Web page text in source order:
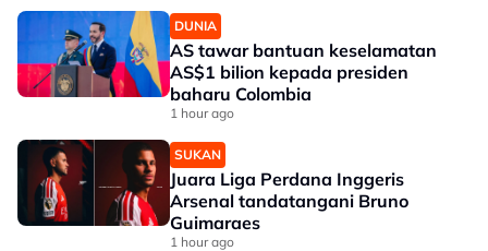
DUNIA
AS tawar bantuan keselamatan
AS$1 bilion kepada presiden
baharu Colombia
1 hour ago
SUKAN
Juara Liga Perdana Inggeris
Arsenal tandatangani Bruno
Guimaraes
1 hour ago